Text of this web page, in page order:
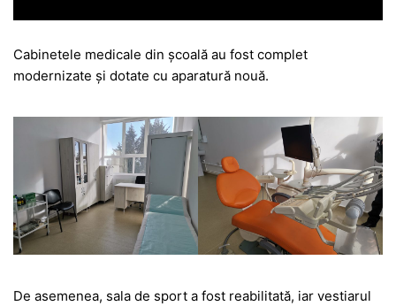
Cabinetele medicale din școală au fost complet
modernizate și dotate cu aparatură nouă.
De asemenea, sala de sport a fost reabilitată, iar vestiarul